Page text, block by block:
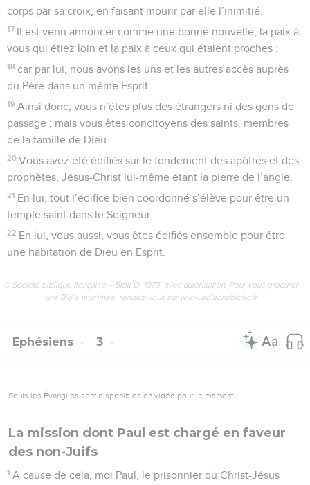
corps par sa croix, en faisant mourir par elle l’inimitié.
17 Il est venu annoncer comme une bonne nouvelle, la paix à
vous qui étiez loin et la paix à ceux qui étaient proches ;
18 car par lui, nous avons les uns et les autres accès auprès
du Père dans un même Esprit.
19 Ainsi donc, vous n’êtes plus des étrangers ni des gens de
passage ; mais vous êtes concitoyens des saints, membres
de la famille de Dieu.
20 Vous avez été édifiés sur le fondement des apôtres et des
prophètes, Jésus-Christ lui-même étant la pierre de l’angle.
21 En lui, tout l’édifice bien coordonné s’élève pour être un
temple saint dans le Seigneur.
22 En lui, vous aussi, vous êtes édifiés ensemble pour être
une habitation de Dieu en Esprit.
© Société biblique française – Bibli’O, 1978, avec autorisation. Pour vous procurer
une Bible imprimée, rendez-vous sur www.editionsbiblio.fr
Ephésiens 3
Seuls les Évangiles sont disponibles en vidéo pour le moment.
La mission dont Paul est chargé en faveur
des non-Juifs
1 A cause de cela, moi Paul, le prisonnier du Christ-Jésus